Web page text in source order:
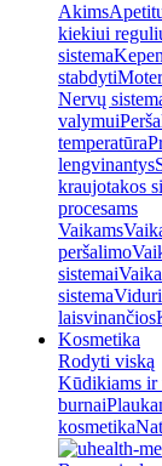
Akims
kiekiui
sistema
stabdyti
Nervų
valymui
temperatūra
lengvinantys
kraujotakos
procesams
Vaikams
peršalimo
sistemai
sistema
laisvinančios
Kosmetika
Rodyti viską
Kūdikiams ir
burnai
kosmetika